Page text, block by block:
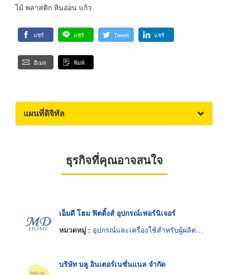
ไม้ พลาสติก หินอ่อน แก้ว
แชร์ แชร์ Tweet แชร์
อีเมล พิมพ์
แผนที่ดิจิทัล
ธุรกิจที่คุณอาจสนใจ
เอ็มดี โฮม ฟิตติ้งส์ อุปกรณ์เฟอร์นิเจอร์
หมวดหมู่ : อุปกรณ์และเครื่องใช้สำหรับผู้ผลิตเฟอร์นิเจอร์
บริษัท บลู อินเตอร์เนชั่นแนล จำกัด